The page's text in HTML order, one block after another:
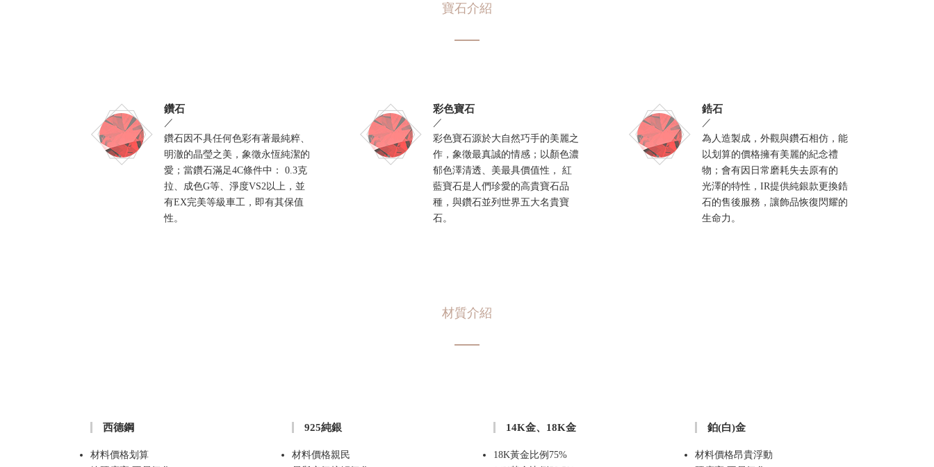
寶石介紹
鑽石
／
鑽石因不具任何色彩有著最純粹、
明澈的晶瑩之美，象徵永恆純潔的
愛；當鑽石滿足4C條件中： 0.3克
拉、成色G等、淨度VS2以上，並
有EX完美等級車工，即有其保值
性。
彩色寶石
／
彩色寶石源於大自然巧手的美麗之
作，象徵最真誠的情感；以顏色濃
郁色澤清透、美最具價值性， 紅
藍寶石是人們珍愛的高貴寶石品
種，與鑽石並列世界五大名貴寶
石。
鋯石
／
為人造製成，外觀與鑽石相仿，能
以划算的價格擁有美麗的紀念禮
物；會有因日常磨耗失去原有的
光澤的特性，IR提供純銀款更換鋯
石的售後服務，讓飾品恢復閃耀的
生命力。
材質介紹
西德鋼
材料價格划算
925純銀
材料價格親民
14K金、18K金
18K黃金比例75%
鉑(白)金
材料價格昂貴浮動